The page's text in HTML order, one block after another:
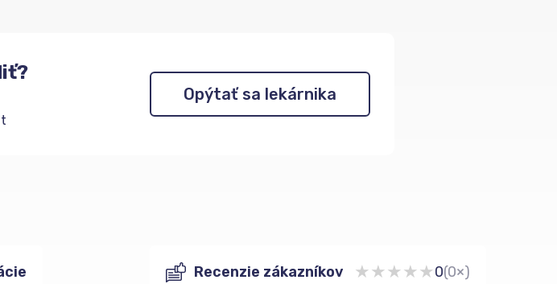
Opýtať sa lekárnika
Recenzie zákazníkov ★★★★★0(0×)